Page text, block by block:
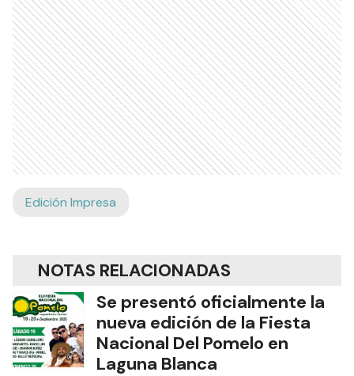
Edición Impresa
NOTAS RELACIONADAS
Se presentó oficialmente la
nueva edición de la Fiesta
Nacional Del Pomelo en
Laguna Blanca